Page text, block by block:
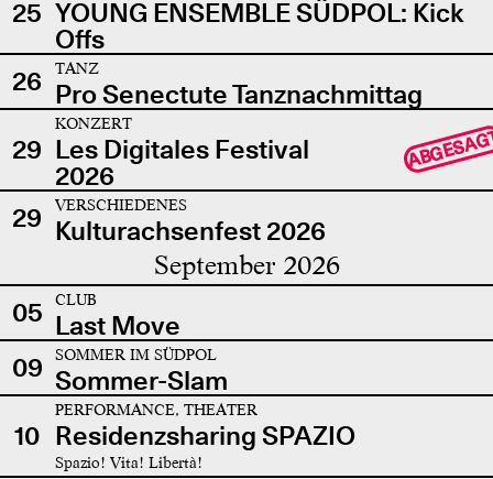
25 YOUNG ENSEMBLE SÜDPOL: Kick
Offs
26
TANZ
Pro Senectute Tanznachmittag
29
KONZERT
Les Digitales Festival
2026
29 VERSCHIEDENES
Kulturachsenfest 2026
September 2026
05 CLUB
Last Move
09
SOMMER IM SÜDPOL
Sommer-Slam
10
PERFORMANCE, THEATER
Residenzsharing SPAZIO
Spazio! Vita! Libertà!